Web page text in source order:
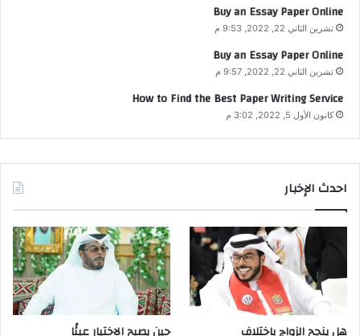
Buy an Essay Paper Online
تشرين الثاني 22, 2022, 9:53 م
Buy an Essay Paper Online
تشرين الثاني 22, 2022, 9:57 م
How to Find the Best Paper Writing Service
كانون الأول 5, 2022, 3:02 م
احدث الإخبار